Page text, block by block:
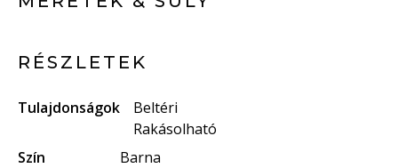
RÉSZLETEK
Tulajdonságok
Beltéri
Rakásolható
Szín
Barna